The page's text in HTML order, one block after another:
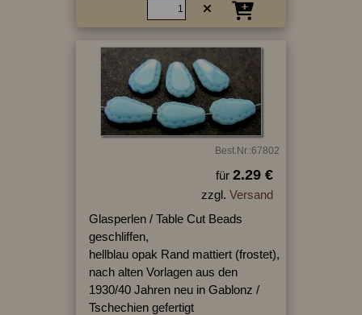
Best.Nr.:67802
für 2.29 €
zzgl. Versand
Glasperlen / Table Cut Beads
geschliffen,
hellblau opak Rand mattiert (frostet),
nach alten Vorlagen aus den
1930/40 Jahren neu in Gablonz /
Tschechien gefertigt